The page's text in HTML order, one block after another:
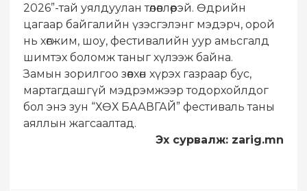
2026”-тай уялдуулан төлөвлөөрэй. Өдрийн
цагаар байгалийн үзэсгэлэнг мэдэрч, орой
нь хөгжим, шоу, фестивалийн уур амьсгалд
шимтэх боломж таныг хүлээж байна.
Замын зорилгоо зөвхөн хүрэх газраар бус,
мартагдашгүй мэдрэмжээр тодорхойлдог
бол энэ зун “ХӨХ БААВГАЙ” фестиваль таны
аяллын жагсаалтад.
Эх сурвалж: zarig.mn